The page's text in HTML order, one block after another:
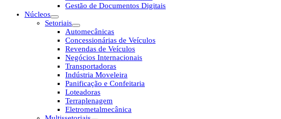
Gestão de Documentos Digitais
Núcleos
Setoriais
Automecânicas
Concessionárias de Veículos
Revendas de Veículos
Negócios Internacionais
Transportadoras
Indústria Moveleira
Panificação e Confeitaria
Loteadoras
Terraplenagem
Eletrometalmecânica